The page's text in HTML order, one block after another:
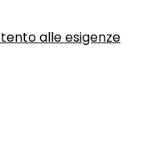
alle esigenze